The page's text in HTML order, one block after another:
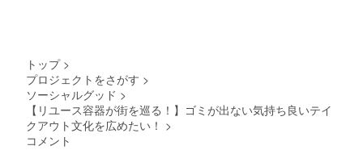
（二段
35km
た上で
実施し
トップ >
プロジェクトをさがす >
ソーシャルグッド >
【リユース容器が街を巡る！】ゴミが出ない気持ち良いテイ
クアウト文化を広めたい！ >
コメント